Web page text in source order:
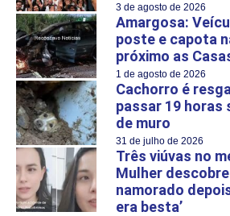
3 de agosto de 2026
Amargosa:
poste e capota
próximo as
1 de agosto de 2026
Cachorro é
passar 19 horas
de muro
31 de julho de 2026
Três viúvas no
Mulher
namorado
era besta’